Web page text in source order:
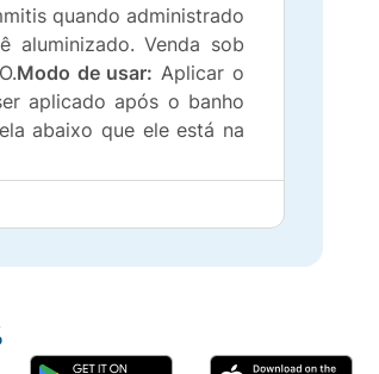
quando administrado
aluminizado. Venda sob
Modo de usar: Aplicar o
aplicado após o banho
abaixo que ele está na
adequada de bisnagas,
eliminando novas pulgas